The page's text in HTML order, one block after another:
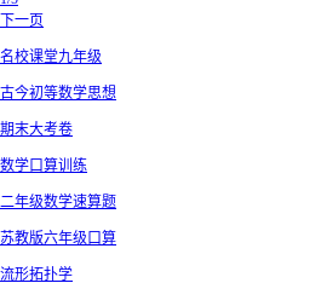
下一页
名校课堂九年级
古今初等数学思想
期末大考卷
数学口算训练
二年级数学速算题
苏教版六年级口算
流形拓扑学